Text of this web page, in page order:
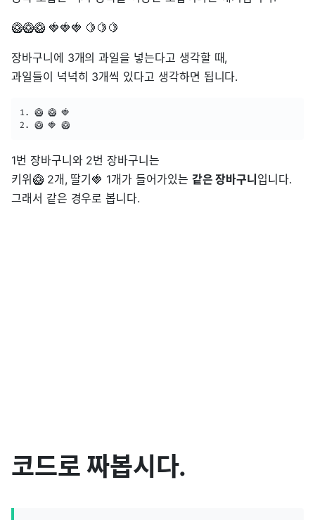
🥝🥝🥝 🍓🍓🍓 🍋🍋🍋
장바구니에 3개의 과일을 넣는다고 생각할 때,
과일들이 넉넉히 3개씩 있다고 생각하면 됩니다.
1. 🥝 🥝 🍓
2. 🥝 🍓 🥝
1번 장바구니와 2번 장바구니는
키위🥝 2개, 딸기🍓 1개가 들어가있는 같은 장바구니 입니다.
그래서 같은 경우로 봅니다.
코드로 짜봅시다.